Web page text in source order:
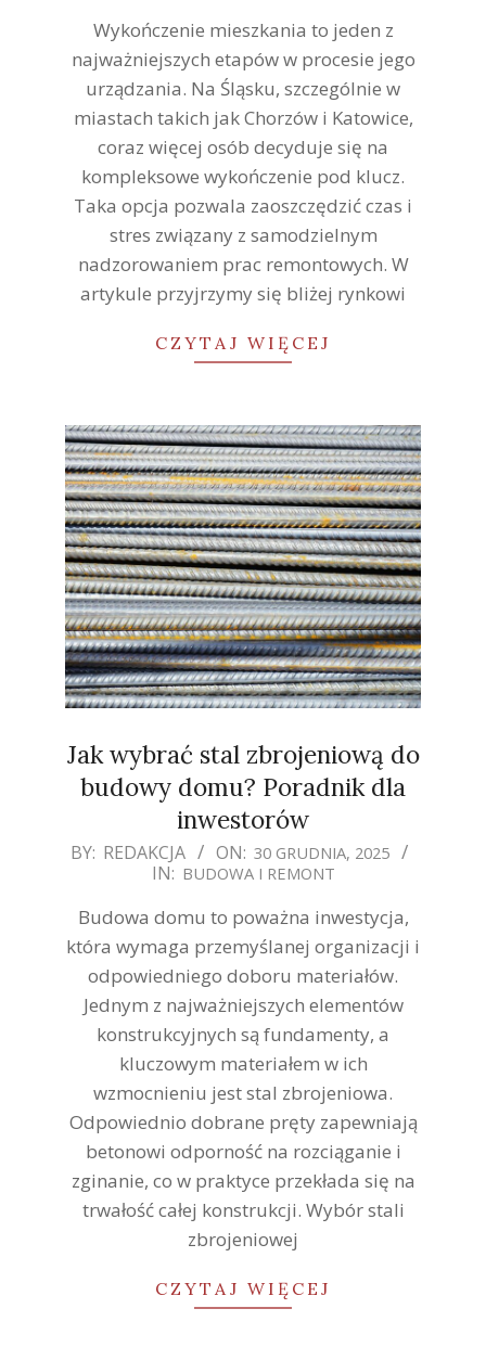
Wykończenie mieszkania to jeden z
najważniejszych etapów w procesie jego
urządzania. Na Śląsku, szczególnie w
miastach takich jak Chorzów i Katowice,
coraz więcej osób decyduje się na
kompleksowe wykończenie pod klucz.
Taka opcja pozwala zaoszczędzić czas i
stres związany z samodzielnym
nadzorowaniem prac remontowych. W
artykule przyjrzymy się bliżej rynkowi
CZYTAJ WIĘCEJ
Jak wybrać stal zbrojeniową do
budowy domu? Poradnik dla
inwestorów
2025-
30
BY: REDAKCJA ON: 30 GRUDNIA, 2025
IN: BUDOWA I REMONT
Budowa domu to poważna inwestycja,
która wymaga przemyślanej organizacji i
odpowiedniego doboru materiałów.
Jednym z najważniejszych elementów
konstrukcyjnych są fundamenty, a
kluczowym materiałem w ich
wzmocnieniu jest stal zbrojeniowa.
Odpowiednio dobrane pręty zapewniają
betonowi odporność na rozciąganie i
zginanie, co w praktyce przekłada się na
trwałość całej konstrukcji. Wybór stali
zbrojeniowej
CZYTAJ WIĘCEJ